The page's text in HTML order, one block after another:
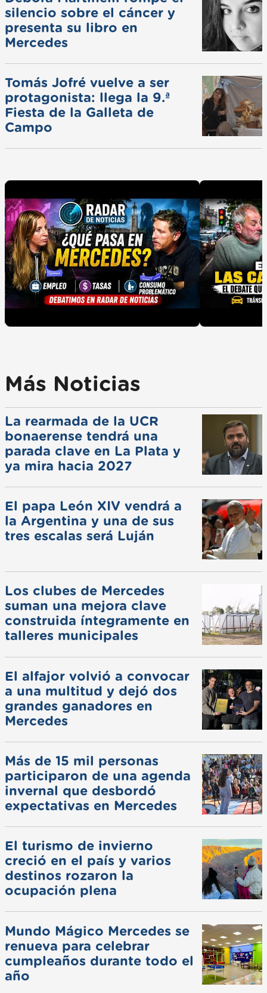
silencio sobre el cáncer y
presenta su libro en
Mercedes
Tomás Jofré vuelve a ser
protagonista: llega la 9.ª
Fiesta de la Galleta de
Campo
Más Noticias
La rearmada de la UCR
bonaerense tendrá una
parada clave en La Plata y
ya mira hacia 2027
El papa León XIV vendrá a
la Argentina y una de sus
tres escalas será Luján
Los clubes de Mercedes
suman una mejora clave
construida íntegramente en
talleres municipales
El alfajor volvió a convocar
a una multitud y dejó dos
grandes ganadores en
Mercedes
Más de 15 mil personas
participaron de una agenda
invernal que desbordó
expectativas en Mercedes
El turismo de invierno
creció en el país y varios
destinos rozaron la
ocupación plena
Mundo Mágico Mercedes se
renueva para celebrar
cumpleaños durante todo el
año